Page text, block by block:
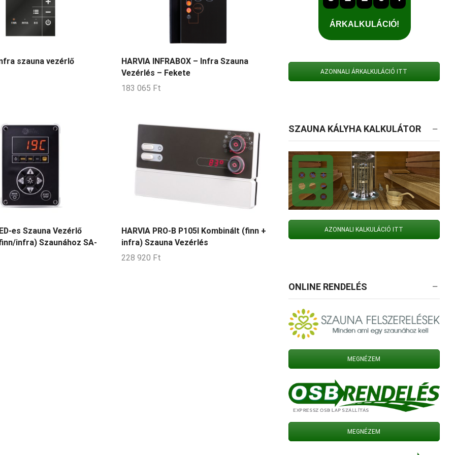
szauna vezérlő
HARVIA INFRABOX – Infra Szauna
Vezérlés – Fekete
183 065 Ft
es Szauna Vezérlő
infra) Szaunához SA-
HARVIA PRO-B P105I Kombinált (finn +
infra) Szauna Vezérlés
228 920 Ft
AZONNALI ÁRKALKULÁCIÓ ITT
SZAUNA KÁLYHA KALKULÁTOR
AZONNALI KALKULÁCIÓ ITT
ONLINE RENDELÉS
MEGNÉZEM
MEGNÉZEM